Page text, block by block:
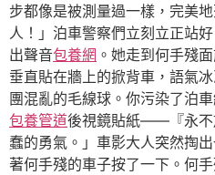
步都像是被測量過一樣，完美
人！」泊車警察們立刻立正站
出聲音包養網 。她走到何手殘
垂直貼在牆上的掀背車，語氣
團混亂的毛線球。你污染了泊
包養管道後視鏡貼紙——『永不
蠢的勇氣。」車影大人突然掏
著何手殘的車子按了一下。何